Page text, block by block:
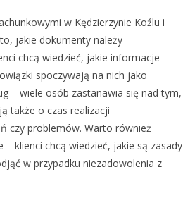
w Kędzierzynie Koźlu i
jakie dokumenty należy
chcą wiedzieć, jakie informacje
spoczywają na nich jako
– wiele osób zastanawia się nad tym,
także o czas realizacji
czy problemów. Warto również
klienci chcą wiedzieć, jakie są zasady
w przypadku niezadowolenia z